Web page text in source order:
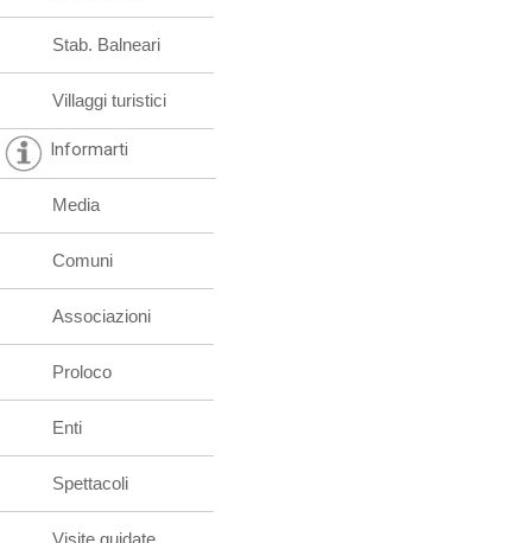
Stab. Balneari
Villaggi turistici
Informarti
Media
Comuni
Associazioni
Proloco
Enti
Spettacoli
Visite guidate